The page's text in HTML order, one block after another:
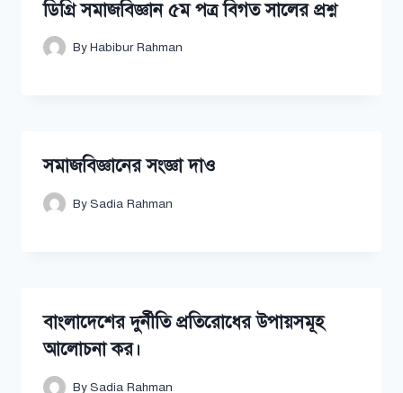
ডিগ্রি সমাজবিজ্ঞান ৫ম পত্র বিগত সালের প্রশ্ন
ByHabibur Rahman
সমাজবিজ্ঞানের সংজ্ঞা দাও
BySadia Rahman
বাংলাদেশের দুর্নীতি প্রতিরোধের উপায়সমূহ
আলোচনা কর।
BySadia Rahman